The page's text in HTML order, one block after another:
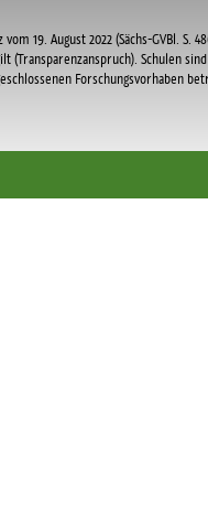
vom 19. August 2022 (Sächs-
(Transparenzanspruch).
Forschungsvorhaben